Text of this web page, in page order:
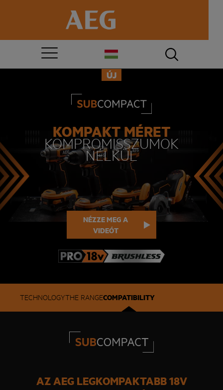
ÚJ
KOMPAKT MÉRET
KOMPROMISSZUMOK
NÉLKÜL
NÉZZE MEG A
VIDEÓT
TECHNOLOGYTHE RANGECOMPATIBILITY
AZ AEG LEGKOMPAKTABB 18V